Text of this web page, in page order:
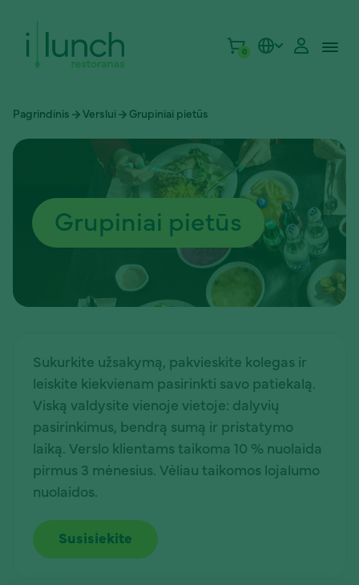
0
Pagrindinis Verslui Grupiniai pietūs
Grupiniai pietūs
Sukurkite užsakymą, pakvieskite kolegas ir
leiskite kiekvienam pasirinkti savo patiekalą.
Viską valdysite vienoje vietoje: dalyvių
pasirinkimus, bendrą sumą ir pristatymo
laiką. Verslo klientams taikoma 10 % nuolaida
pirmus 3 mėnesius. Vėliau taikomos lojalumo
nuolaidos.
Susisiekite